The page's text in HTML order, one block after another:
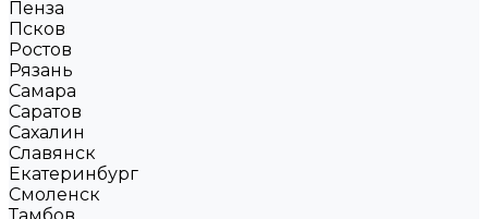
Пенза
Псков
Ростов
Рязань
Самара
Саратов
Сахалин
Славянск
Екатеринбург
Смоленск